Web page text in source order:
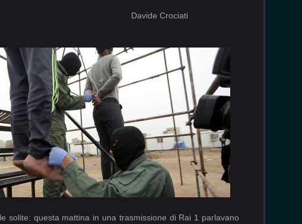
Davide Crociati
solite: questa mattina in una trasmissione di Rai 1 parlavano